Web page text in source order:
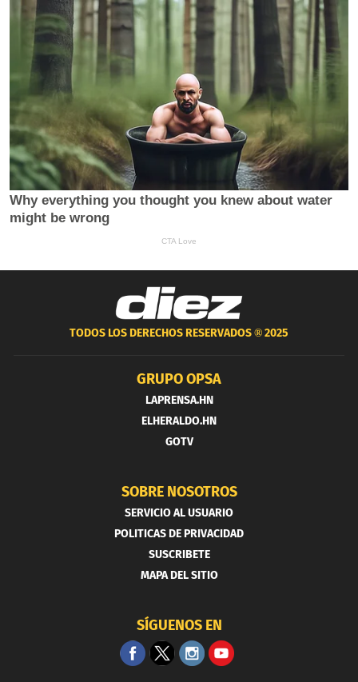
TODOS LOS DERECHOS RESERVADOS ®2025
GRUPO OPSA
LAPRENSA.HN
ELHERALDO.HN
GOTV
SOBRE NOSOTROS
SERVICIO AL USUARIO
POLITICAS DE PRIVACIDAD
SUSCRIBETE
MAPA DEL SITIO
SÍGUENOS EN